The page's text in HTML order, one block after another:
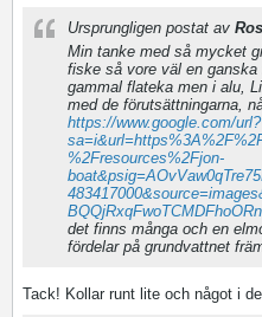
Ursprungligen postat av
Min tanke med så mycket
fiske så vore väl en
gammal flateka men i alu,
med de förutsättningarna,
https://www.google.com/url?
%2Fresources%2Fjon-
det finns många och en
fördelar på grundvattnet
Tack! Kollar runt lite och något i